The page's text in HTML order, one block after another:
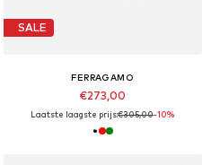
SALE
FERRAGAMO
€273,00
Laatste laagste prijs:€305,00-10%